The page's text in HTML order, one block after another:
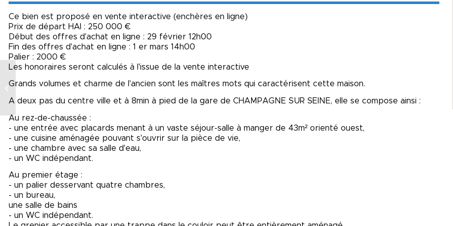
Ce bien est proposé en vente interactive (enchères en ligne)
Prix de départ HAI : 250 000 €
Début des offres d'achat en ligne : 29 février 12h00
Fin des offres d'achat en ligne : 1 er mars 14h00
Palier : 2000 €
Les honoraires seront calculés à l'issue de la vente interactive
Grands volumes et charme de l'ancien sont les maîtres mots qui caractérisent cette maison.
A deux pas du centre ville et à 8min à pied de la gare de CHAMPAGNE SUR SEINE, elle se compose ainsi :
Au rez-de-chaussée :
- une entrée avec placards menant à un vaste séjour-salle à manger de 43m² orienté ouest,
- une cuisine aménagée pouvant s'ouvrir sur la pièce de vie,
- une chambre avec sa salle d'eau,
- un WC indépendant.
Au premier étage :
- un palier desservant quatre chambres,
- un bureau,
une salle de bains
- un WC indépendant.
GRANGE A RENOVER